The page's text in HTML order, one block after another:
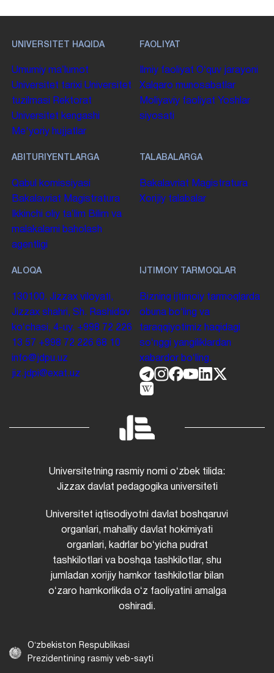
UNIVERSITET HAQIDA
Umumiy maʼlumot
Universitet tarixi Universitet
tuzilmasi
Rektorat
Universitet kengashi
Me'yoriy hujjatlar
FAOLIYAT
Ilmiy faoliyat Oʻquv jarayoni
Xalqaro munosabatlar
Moliyaviy faoliyat Yoshlar
siyosati
ABITURIYENTLARGA
Qabul komissiyasi
Bakalavriat Magistratura
Ikkinchi oliy taʼlim Bilim va
malakalarni baholash
agentligi
TALABALARGA
Bakalavriat Magistratura
Xorijiy talabalar
ALOQA
130100. Jizzax viloyati,
Jizzax shahri, Sh. Rashidov
koʻchasi, 4-uy. +998 72 226
13 57 +998 72 226 68 10
info@jdpu.uz
jiz.jdpi@exat.uz
IJTIMOIY TARMOQLAR
Bizning ijtimoiy tarmoqlarda
obuna boʻling va
taraqqiyotimiz haqidagi
soʻnggi yangiliklardan
xabardor boʻling.
Universitetning rasmiy nomi oʻzbek tilida:
Jizzax davlat pedagogika universiteti
Universitet iqtisodiyotni davlat boshqaruvi
organlari, mahalliy davlat hokimiyati
organlari, kadrlar boʻyicha pudrat
tashkilotlari va boshqa tashkilotlar, shu
jumladan xorijiy hamkor tashkilotlar bilan
oʻzaro hamkorlikda oʻz faoliyatini amalga
oshiradi.
Oʻzbekiston Respublikasi
Prezidentining rasmiy veb-sayti